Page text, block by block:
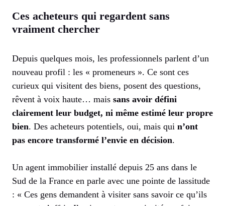
Ces acheteurs qui regardent sans
vraiment chercher
Depuis quelques mois, les professionnels parlent d’un
nouveau profil : les « promeneurs ». Ce sont ces
curieux qui visitent des biens, posent des questions,
rêvent à voix haute… mais sans avoir défini
clairement leur budget, ni même estimé leur propre
bien. Des acheteurs potentiels, oui, mais qui n’ont
pas encore transformé l’envie en décision.
Un agent immobilier installé depuis 25 ans dans le
Sud de la France en parle avec une pointe de lassitude
: « Ces gens demandent à visiter sans savoir ce qu’ils